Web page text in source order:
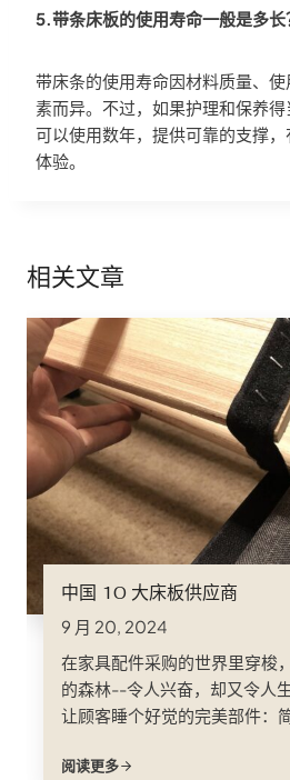
5.带条床板的使用寿命一般是多长
带床条的使用寿命因材料质量、
素而异。不过，如果护理和保养
可以使用数年，提供可靠的支撑
体验。
相关文章
中国 10 大床板供应商
9 月 20, 2024
在家具配件采购的世界里穿梭
的森林--令人兴奋，却又令人
让顾客睡个好觉的完美部件：
本指南就是您的指南针和...
阅读更多